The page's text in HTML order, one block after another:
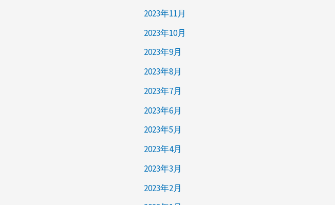
2023年11月
2023年10月
2023年9月
2023年8月
2023年7月
2023年6月
2023年5月
2023年4月
2023年3月
2023年2月